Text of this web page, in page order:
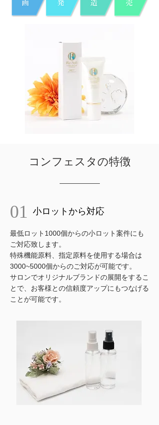
コンフェスタの特徴
01 小ロットから対応
最低ロット1000個からの小ロット案件にも
ご対応致します。
特殊機能原料、指定原料を使用する場合は
3000~5000個からのご対応が可能です。
サロンでオリジナルブランドの展開をするこ
とで、お客様との信頼度アップにもつなげる
ことが可能です。